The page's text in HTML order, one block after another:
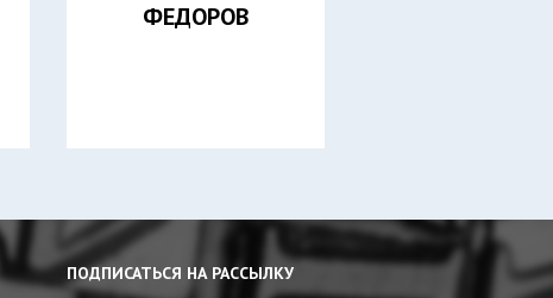
ФЕДОРОВ
ПОДПИСАТЬСЯ НА РАССЫЛКУ